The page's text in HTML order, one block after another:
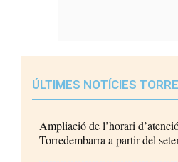
ÚLTIMES NOTÍCIES
Ampliació de l’horari
Torredembarra a partir del